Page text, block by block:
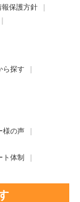
報保護方針
ら探す
様の声
ト体制